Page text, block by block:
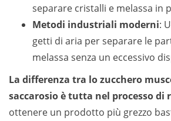
separare cristalli e melassa in
Metodi industriali moderni:
getti di aria per separare le
melassa senza un eccessivo
La differenza tra lo zucchero
saccarosio è tutta nel processo di
ottenere un prodotto più grezzo